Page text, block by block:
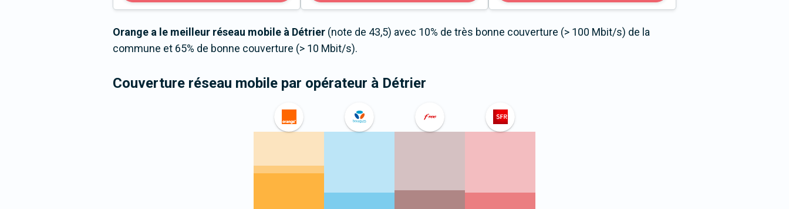
Orange a le meilleur réseau mobile à Détrier (note de 43,5) avec 10% de très bonne couverture (> 100 Mbit/s) de la
commune et 65% de bonne couverture (> 10 Mbit/s).
Couverture réseau mobile par opérateur à Détrier